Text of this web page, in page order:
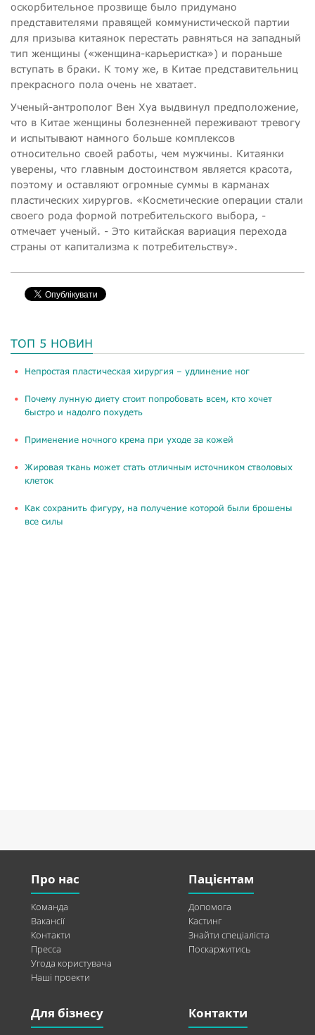
оскорбительное прозвище было придумано
представителями правящей коммунистической партии
для призыва китаянок перестать равняться на западный
тип женщины («женщина-карьеристка») и пораньше
вступать в браки. К тому же, в Китае представительниц
прекрасного пола очень не хватает.
Ученый-антрополог Вен Хуа выдвинул предположение,
что в Китае женщины болезненней переживают тревогу
и испытывают намного больше комплексов
относительно своей работы, чем мужчины. Китаянки
уверены, что главным достоинством является красота,
поэтому и оставляют огромные суммы в карманах
пластических хирургов. «Косметические операции стали
своего рода формой потребительского выбора, -
отмечает ученый. - Это китайская вариация перехода
страны от капитализма к потребительству».
ТОП 5 НОВИН
​Непростая пластическая хирургия – удлинение ног
Почему лунную диету стоит попробовать всем, кто хочет
быстро и надолго похудеть
Применение ночного крема при уходе за кожей
Жировая ткань может стать отличным источником стволовых
клеток
Как сохранить фигуру, на получение которой были брошены
все силы
Про нас
Команда
Вакансії
Контакти
Пресса
Угода користувача
Наші проекти
Пацієнтам
Допомога
Кастинг
Знайти спеціаліста
Поскаржитись
Для бізнесу Контакти